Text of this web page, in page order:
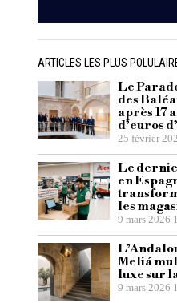
ARTICLES LES PLUS
Le
des
après 17
d’euros
25 février
Le
en
les
9 mars 2026
Meliá
luxe sur
9 mars 2026